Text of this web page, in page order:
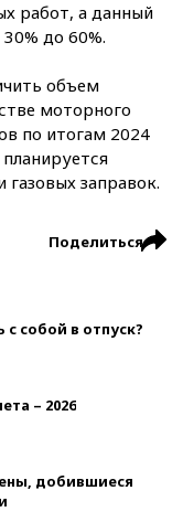
работ, а данный
до 60%.
объем
моторного
по итогам 2024
заправок.
Поделиться
собой в отпуск?
– 2026
добившиеся